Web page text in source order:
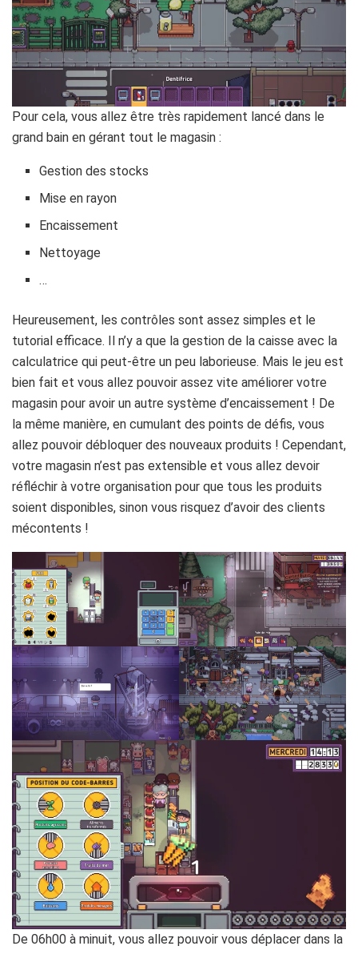
Pour cela, vous allez être très rapidement lancé dans le
grand bain en gérant tout le magasin :
Gestion des stocks
Mise en rayon
Encaissement
Nettoyage
…
Heureusement, les contrôles sont assez simples et le
tutorial efficace. Il n’y a que la gestion de la caisse avec la
calculatrice qui peut-être un peu laborieuse. Mais le jeu est
bien fait et vous allez pouvoir assez vite améliorer votre
magasin pour avoir un autre système d’encaissement ! De
la même manière, en cumulant des points de défis, vous
allez pouvoir débloquer des nouveaux produits ! Cependant,
votre magasin n’est pas extensible et vous allez devoir
réfléchir à votre organisation pour que tous les produits
soient disponibles, sinon vous risquez d’avoir des clients
mécontents !
De 06h00 à minuit, vous allez pouvoir vous déplacer dans la